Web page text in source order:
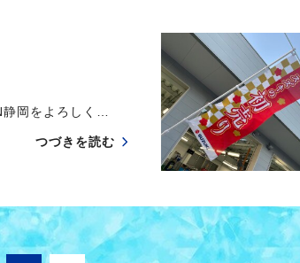
岡をよろしく…
つづきを読む